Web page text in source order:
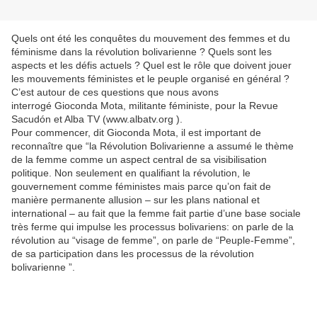
Quels ont été les conquêtes du mouvement des femmes et du
féminisme dans la révolution bolivarienne ? Quels sont les
aspects et les défis actuels ? Quel est le rôle que doivent jouer
les mouvements féministes et le peuple organisé en général ?
C’est autour de ces questions que nous avons
interrogé Gioconda Mota, militante féministe, pour la Revue
Sacudón et Alba TV (www.albatv.org ).
Pour commencer, dit Gioconda Mota, il est important de
reconnaître que “la Révolution Bolivarienne a assumé le thème
de la femme comme un aspect central de sa visibilisation
politique. Non seulement en qualifiant la révolution, le
gouvernement comme féministes mais parce qu’on fait de
manière permanente allusion – sur les plans national et
international – au fait que la femme fait partie d’une base sociale
très ferme qui impulse les processus bolivariens: on parle de la
révolution au “visage de femme”, on parle de “Peuple-Femme”,
de sa participation dans les processus de la révolution
bolivarienne ”.